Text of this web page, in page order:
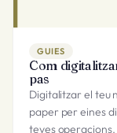
GUIES
Com
pas
Digitalitzar el teu
paper per eines
teves